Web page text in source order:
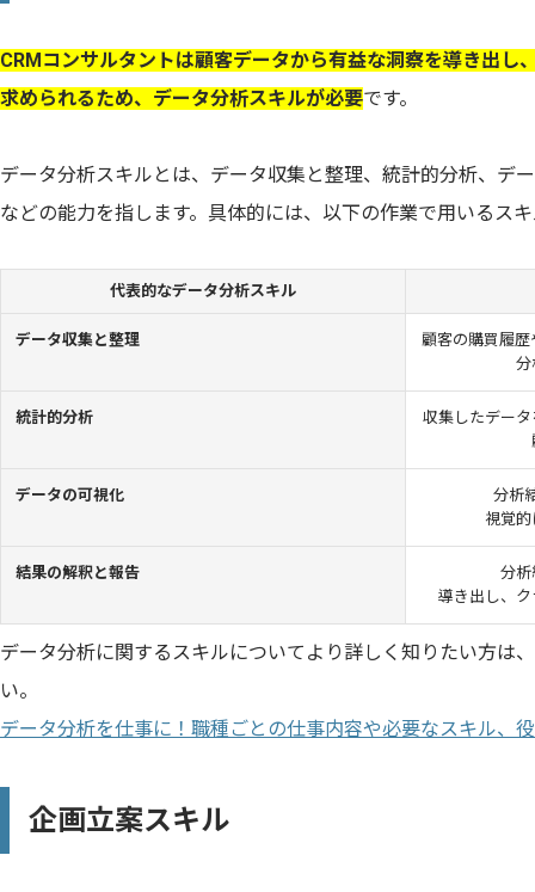
CRMコンサルタントは顧客データから有益な洞察を導き出し
求められるため、データ分析スキルが必要です。
データ分析スキルとは、データ収集と整理、統計的分析、デ
などの能力を指します。具体的には、以下の作業で用いるス
代表的なデータ分析スキル
データ収集と整理
顧客の購買履
分
統計的分析
収集したデー
データの可視化
分析
視覚的
結果の解釈と報告
分析
導き出し、
データ分析に関するスキルについてより詳しく知りたい方は
い。
データ分析を仕事に！職種ごとの仕事内容や必要なスキル、
企画立案スキル